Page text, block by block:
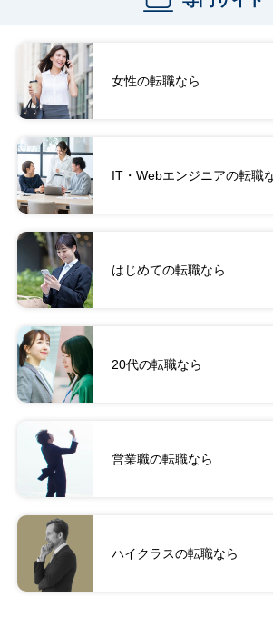
女性の転職なら
IT・Webエンジニアの転職
はじめての転職なら
20代の転職なら
営業職の転職なら
ハイクラスの転職なら